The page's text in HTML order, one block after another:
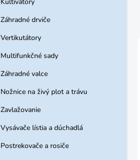
Záhradné drviče
Vertikutátory
Multifunkčné sady
Záhradné valce
Nožnice na živý plot a trávu
Zavlažovanie
Vysávače lístia a dúchadlá
Postrekovače a rosiče